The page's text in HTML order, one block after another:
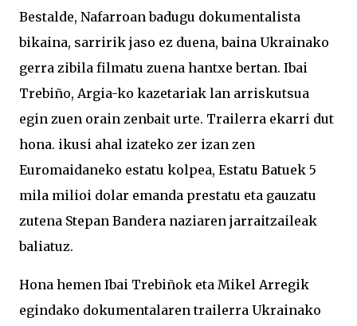
Bestalde, Nafarroan badugu dokumentalista
bikaina, sarririk jaso ez duena, baina Ukrainako
gerra zibila filmatu zuena hantxe bertan. Ibai
Trebiño, Argia-ko kazetariak lan arriskutsua
egin zuen orain zenbait urte. Trailerra ekarri dut
hona. ikusi ahal izateko zer izan zen
Euromaidaneko estatu kolpea, Estatu Batuek 5
mila milioi dolar emanda prestatu eta gauzatu
zutena Stepan Bandera naziaren jarraitzaileak
baliatuz.
Hona hemen Ibai Trebiñok eta Mikel Arregik
egindako dokumentalaren trailerra Ukrainako